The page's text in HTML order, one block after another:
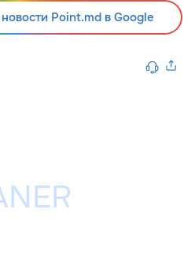
Point.md в Google